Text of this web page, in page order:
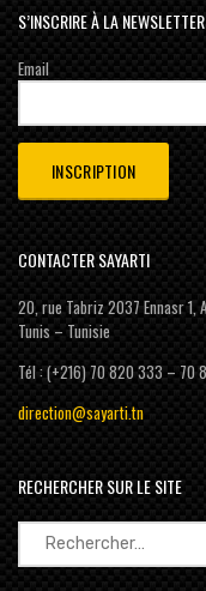
S’INSCRIRE À LA NEWSLETTER
Email
CONTACTER SAYARTI
20, rue Tabriz 2037 Ennasr 1,
Tunis – Tunisie
Tél : (+216) 70 820 333 – 70
direction@sayarti.tn
RECHERCHER SUR LE SITE
Rechercher :